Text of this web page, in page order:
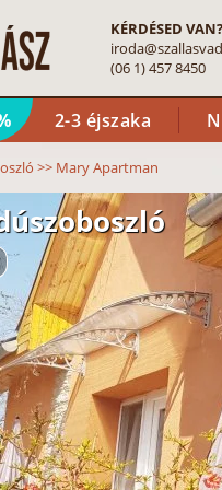
KÉRDÉSED VAN?
(06 1) 457 8450
2-3 éjszaka
>> Mary Apartman